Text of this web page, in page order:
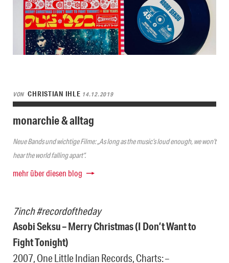
VON CHRISTIAN IHLE 14.12.2019
monarchie & alltag
Neue Bands und wichtige Filme: „As long as the music’s loud enough, we won’t
hear the world falling apart“.
mehr über diesen blog
7inch #recordoftheday
Asobi Seksu – Merry Christmas (I Don’t Want to
Fight Tonight)
2007, One Little Indian Records, Charts: –